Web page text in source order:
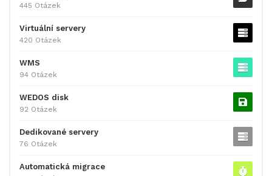
445 Otázek
Virtuální servery
420 Otázek
WMS
94 Otázek
WEDOS disk
92 Otázek
Dedikované servery
76 Otázek
Automatická migrace